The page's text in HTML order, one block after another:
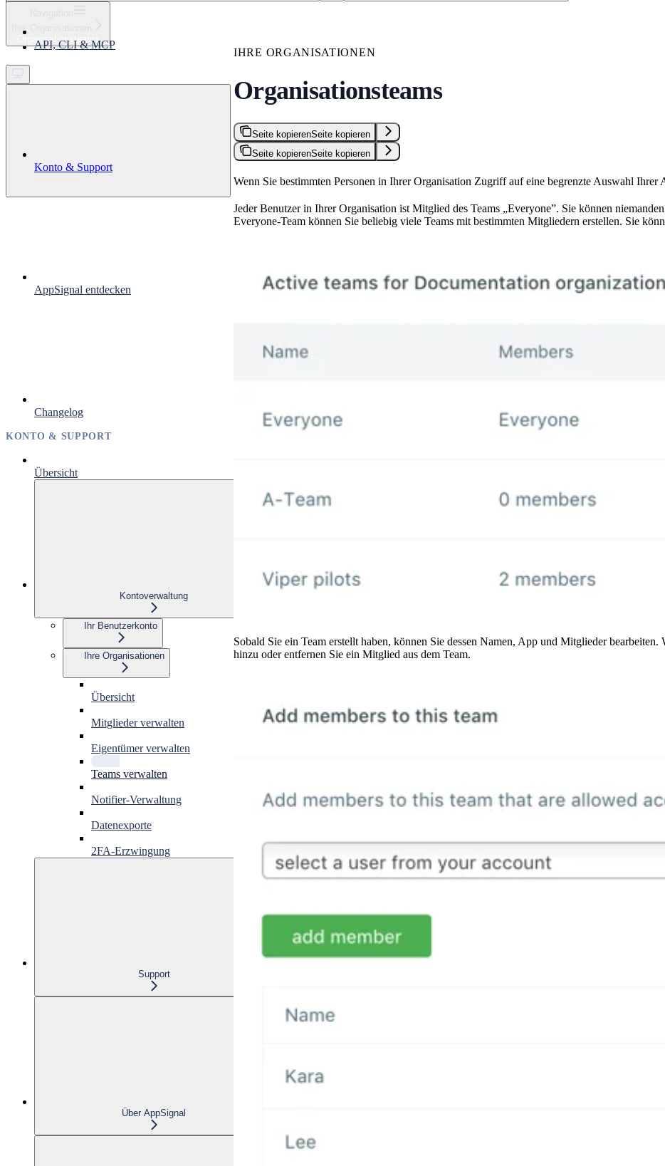
Get started
Ihre Organisationen
Organisationsteams
API, CLI & MCP
Konto & Support
AppSignal entdecken
Changelog
KONTO & SUPPORT
Übersicht
Kontoverwaltung
Ihr Benutzerkonto
Ihre Organisationen
Übersicht
Mitglieder verwalten
Eigentümer verwalten
Teams verwalten
Notifier-Verwaltung
Datenexporte
2FA-Erzwingung
Support
Über AppSignal
IHRE ORGANISATIONEN
Organisationsteams
Seite kopierenSeite kopieren
Seite kopierenSeite kopieren
Wenn Sie bestimmten Personen in Ihrer Organisation Zugriff auf eine begrenzte Auswahl Ihrer
Jeder Benutzer in Ihrer Organisation ist Mitglied des Teams „Everyone”. Sie können
Everyone-Team können Sie beliebig viele Teams mit bestimmten Mitgliedern erstellen. Sie
Sobald Sie ein Team erstellt haben, können Sie dessen Namen, App und Mitglieder
hinzu oder entfernen Sie ein Mitglied aus dem Team.